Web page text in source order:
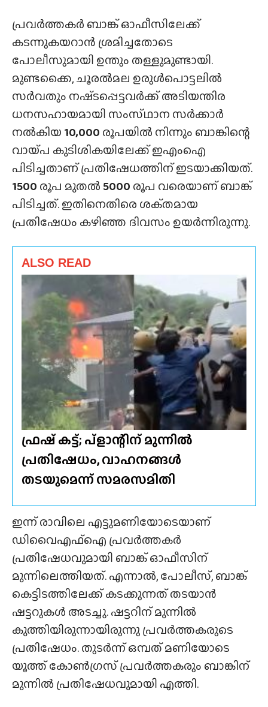
പ്രവർത്തകർ ബാങ്ക് ഓഫീസിലേക്ക്
കടന്നുകയറാൻ ശ്രമിച്ചതോടെ
പോലീസുമായി ഉന്തും തള്ളുമുണ്ടായി.
മുണ്ടക്കൈ, ചൂരൽമല ഉരുൾപൊട്ടലിൽ
സർവതും നഷ്‌ടപ്പെട്ടവർക്ക് അടിയന്തിര
ധനസഹായമായി സംസ്‌ഥാന സർക്കാർ
നൽകിയ 10,000 രൂപയിൽ നിന്നും ബാങ്കിന്റെ
വായ്‌പ കുടിശികയിലേക്ക് ഇഎംഐ
പിടിച്ചതാണ് പ്രതിഷേധത്തിന് ഇടയാക്കിയത്.
1500 രൂപ മുതൽ 5000 രൂപ വരെയാണ് ബാങ്ക്
പിടിച്ചത്. ഇതിനെതിരെ ശക്‌തമായ
പ്രതിഷേധം കഴിഞ്ഞ ദിവസം ഉയർന്നിരുന്നു.
ALSO READ
ഫ്രഷ് കട്ട്; പ്ളാന്റിന് മുന്നിൽ
പ്രതിഷേധം, വാഹനങ്ങൾ
തടയുമെന്ന് സമരസമിതി
ഇന്ന് രാവിലെ എട്ടുമണിയോടെയാണ്
ഡിവൈഎഫ്ഐ പ്രവർത്തകർ
പ്രതിഷേധവുമായി ബാങ്ക് ഓഫീസിന്
മുന്നിലെത്തിയത്. എന്നാൽ, പോലീസ്, ബാങ്ക്
കെട്ടിടത്തിലേക്ക് കടക്കുന്നത് തടയാൻ
ഷട്ടറുകൾ അടച്ചു. ഷട്ടറിന് മുന്നിൽ
കുത്തിയിരുന്നായിരുന്നു പ്രവർത്തകരുടെ
പ്രതിഷേധം. തുടർന്ന് ഒമ്പത് മണിയോടെ
യൂത്ത് കോൺഗ്രസ് പ്രവർത്തകരും ബാങ്കിന്
മുന്നിൽ പ്രതിഷേധവുമായി എത്തി.